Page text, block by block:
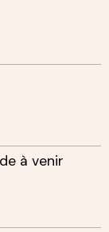
à venir